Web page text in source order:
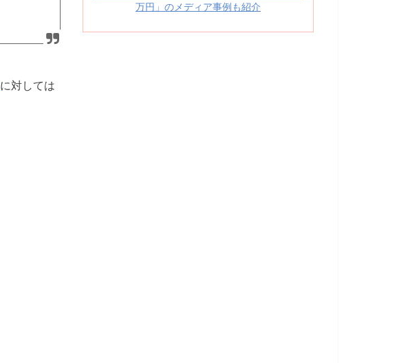
に対しては
万円」のメディア事例も紹介